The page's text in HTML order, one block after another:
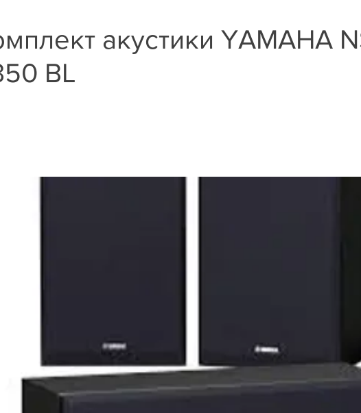
акустики YAMAHA
BL